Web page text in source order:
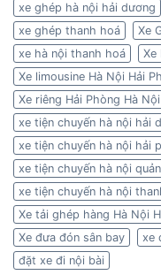
xe ghép hà nội hải dương
xe ghép thanh hoá
Xe
xe hà nội thanh hoá
Xe
Xe limousine Hà Nội Hải
Xe riêng Hải Phòng Hà Nội
xe tiện chuyến hà nội hải
xe tiện chuyến hà nội hải
xe tiện chuyến hà nội
xe tiện chuyến hà nội
Xe tải ghép hàng Hà Nội
Xe đưa đón sân bay
xe
đặt xe đi nội bài